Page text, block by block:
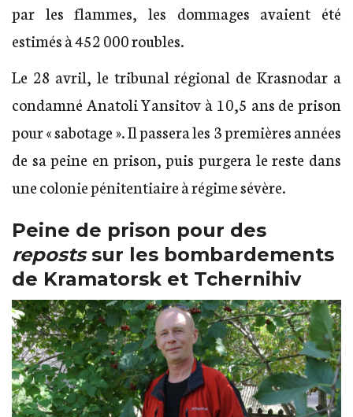
par les flammes, les dommages avaient été
estimés à 452 000 roubles.
Le 28 avril, le tribunal régional de Krasnodar a
condamné Anatoli Yansitov à 10,5 ans de prison
pour « sabotage ». Il passera les 3 premières années
de sa peine en prison, puis purgera le reste dans
une colonie pénitentiaire à régime sévère.
Peine de prison pour des
repostssur les bombardements
de Kramatorsk et Tchernihiv